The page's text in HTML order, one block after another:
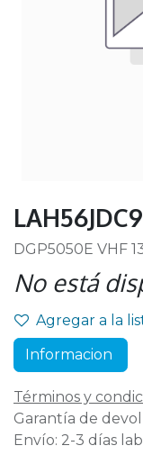
DGP5050E VHF
No está
Agregar a la
Informacion
Términos y
Garantía de
Envío: 2-3 días